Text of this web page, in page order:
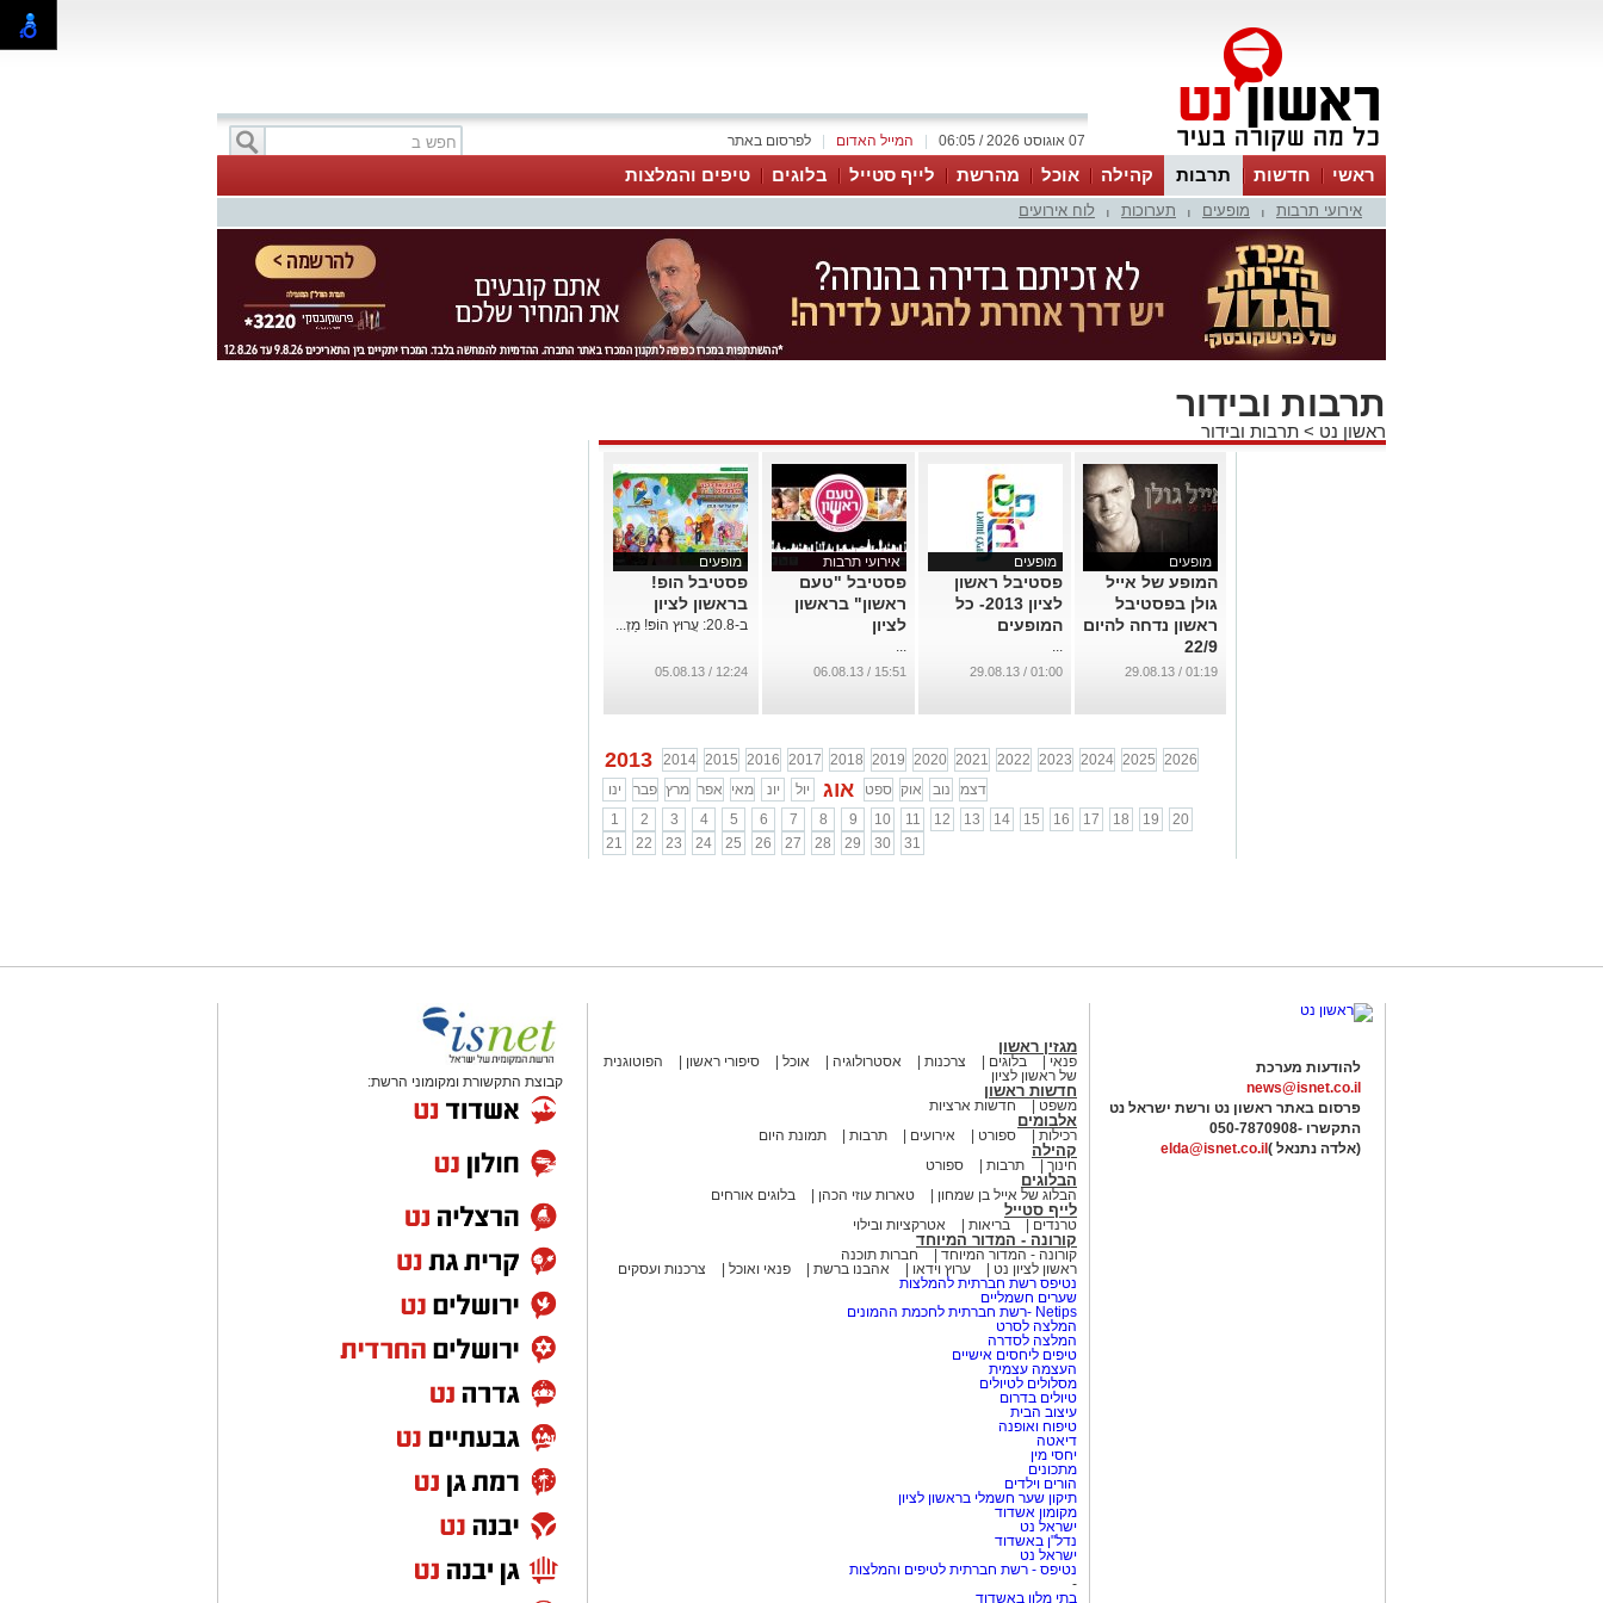
לפרסום באתר המייל האדום 07 אוגוסט 2026 / 06:05
ראשי חדשות תרבות קהילה אוכל מהרשת לייף סטייל בלוגים טיפים והמלצות
אירועי תרבות מופעים תערוכות לוח אירועים
תרבות ובידור
ראשון נט > תרבות ובידור
מופעים
המופע של אייל
גולן בפסטיבל
ראשון נדחה להיום
22/9
...
01:19 / 29.08.13
מופעים
פסטיבל ראשון
לציון 2013- כל
המופעים
...
01:00 / 29.08.13
אירועי תרבות
פסטיבל "טעם
ראשון" בראשון
לציון
...
15:51 / 06.08.13
מופעים
פסטיבל הופ!
בראשון לציון
ב-20.8: עֲרוּץ הוֹפּ! מַזְ...
12:24 / 05.08.13
2013 2014 2015 2016 2017 2018 2019 2020 2021 2022 2023 2024 2025 2026
ינו
פבר מרץ אפר מאי יונ יול אוג ספט אוק נוב
דצמ
1
2 3 4 5 6 7 8 9 10 11 12 13 14 15 16 17 18 19
20
21
22 23 24 25 26 27 28 29 30 31
להודעות מערכת
news@isnet.co.il
פרסום באתר ראשון נט ורשת ישראל נט
התקשרו -050-7870908
(אלדה נתנאל ) elda@isnet.co.il
מגזין ראשון
פנאי בלוגים צרכנות אסטרולוגיה אוכל סיפורי ראשון
הפוטוגנית
של ראשון לציון
חדשות ראשון
משפט חדשות ארציות
אלבומים
רכילות ספורט אירועים תרבות תמונת היום
קהילה
חינוך תרבות ספורט
הבלוגים
הבלוג של אייל בן שמחון טארות עוזי הכהן בלוגים אורחים
לייף סטייל
טרנדים בריאות אטרקציות ובילוי
קורונה - המדור המיוחד
קורונה - המדור המיוחד
חברות תוכנה
ראשון לציון נט
ערוץ וידאו אהבנו ברשת פנאי ואוכל
צרכנות ועסקים
נטיפס רשת חברתית להמלצות
שערים חשמליים
Netips -רשת חברתית לחכמת ההמונים
המלצה לסרט
המלצה לסדרה
טיפים ליחסים אישיים
העצמה עצמית
מסלולים לטיולים
טיולים בדרום
עיצוב הבית
טיפוח ואופנה
דיאטה
יחסי מין
מתכונים
הורים וילדים
תיקון שער חשמלי בראשון לציון
מקומון אשדוד
ישראל נט
נדל"ן באשדוד
ישראל נט
נטיפס - רשת חברתית לטיפים והמלצות
-
בתי מלון באשדוד
קבוצת התקשורת ומקומוני הרשת: